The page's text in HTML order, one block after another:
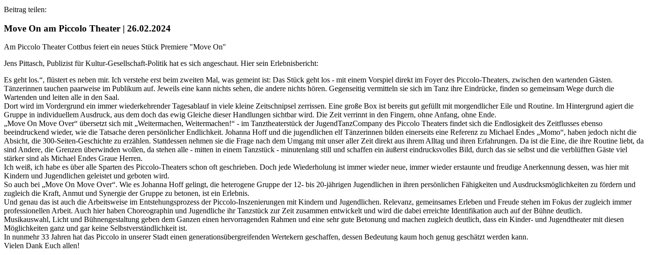
Beitrag teilen:
Move On am Piccolo Theater | 26.02.2024
Am Piccolo Theater Cottbus feiert ein neues Stück Premiere "Move On"
Jens Pittasch, Publizist für Kultur-Gesellschaft-Politik hat es sich angeschaut. Hier sein Erlebnisbericht:
Es geht los.“, flüstert es neben mir. Ich verstehe erst beim zweiten Mal, was gemeint ist: Das Stück geht los - mit einem Vorspiel direkt im Foyer des Piccolo-Theaters, zwischen den wartenden Gästen.
Tänzerinnen tauchen paarweise im Publikum auf. Jeweils eine kann nichts sehen, die andere nichts hören. Gegenseitig vermitteln sie sich im Tanz ihre Eindrücke, finden so gemeinsam Wege durch die
Wartenden und leiten alle in den Saal.
Dort wird im Vordergrund ein immer wiederkehrender Tagesablauf in viele kleine Zeitschnipsel zerrissen. Eine große Box ist bereits gut gefüllt mit morgendlicher Eile und Routine. Im Hintergrund agiert die
Gruppe in individuellem Ausdruck, aus dem doch das ewig Gleiche dieser Handlungen sichtbar wird. Die Zeit verrinnt in den Fingern, ohne Anfang, ohne Ende.
„Move On Move Over“ übersetzt sich mit „Weitermachen, Weitermachen!“ - im Tanztheaterstück der JugendTanzCompany des Piccolo Theaters findet sich die Endlosigkeit des Zeitflusses ebenso
beeindruckend wieder, wie die Tatsache deren persönlicher Endlichkeit. Johanna Hoff und die jugendlichen elf Tänzerinnen bilden einerseits eine Referenz zu Michael Endes „Momo“, haben jedoch nicht die
Absicht, die 300-Seiten-Geschichte zu erzählen. Stattdessen nehmen sie die Frage nach dem Umgang mit unser aller Zeit direkt aus ihrem Alltag und ihren Erfahrungen. Da ist die Eine, die ihre Routine liebt, da
sind Andere, die Grenzen überwinden wollen, da stehen alle - mitten in einem Tanzstück - minutenlang still und schaffen ein äußerst eindrucksvolles Bild, durch das sie selbst und die verblüfften Gäste viel
stärker sind als Michael Endes Graue Herren.
Ich weiß, ich habe es über alle Sparten des Piccolo-Theaters schon oft geschrieben. Doch jede Wiederholung ist immer wieder neue, immer wieder erstaunte und freudige Anerkennung dessen, was hier mit
Kindern und Jugendlichen geleistet und geboten wird.
So auch bei „Move On Move Over“. Wie es Johanna Hoff gelingt, die heterogene Gruppe der 12- bis 20-jährigen Jugendlichen in ihren persönlichen Fähigkeiten und Ausdrucksmöglichkeiten zu fördern und
zugleich die Kraft, Anmut und Synergie der Gruppe zu betonen, ist ein Erlebnis.
Und genau das ist auch die Arbeitsweise im Entstehungsprozess der Piccolo-Inszenierungen mit Kindern und Jugendlichen. Relevanz, gemeinsames Erleben und Freude stehen im Fokus der zugleich immer
professionellen Arbeit. Auch hier haben Choreographin und Jugendliche ihr Tanzstück zur Zeit zusammen entwickelt und wird die dabei erreichte Identifikation auch auf der Bühne deutlich.
Musikauswahl, Licht und Bühnengestaltung geben dem Ganzen einen hervorragenden Rahmen und eine sehr gute Betonung und machen zugleich deutlich, dass ein Kinder- und Jugendtheater mit diesen
Möglichkeiten ganz und gar keine Selbstverständlichkeit ist.
In nunmehr 33 Jahren hat das Piccolo in unserer Stadt einen generationsübergreifenden Wertekern geschaffen, dessen Bedeutung kaum hoch genug geschätzt werden kann.
Vielen Dank Euch allen!